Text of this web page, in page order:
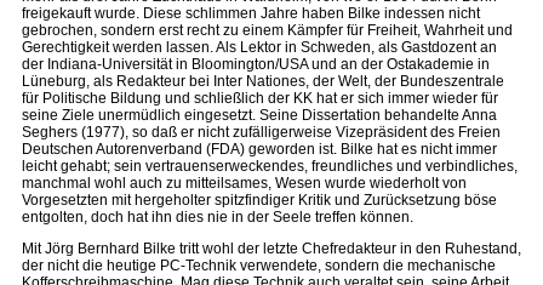
freigekauft wurde. Diese schlimmen Jahre haben Bilke indessen nicht
gebrochen, sondern erst recht zu einem Kämpfer für Freiheit, Wahrheit und
Gerechtigkeit werden lassen. Als Lektor in Schweden, als Gastdozent an
der Indiana-Universität in Bloomington/USA und an der Ostakademie in
Lüneburg, als Redakteur bei Inter Nationes, der Welt, der Bundeszentrale
für Politische Bildung und schließlich der KK hat er sich immer wieder für
seine Ziele unermüdlich eingesetzt. Seine Dissertation behandelte Anna
Seghers (1977), so daß er nicht zufälligerweise Vizepräsident des Freien
Deutschen Autorenverband (FDA) geworden ist. Bilke hat es nicht immer
leicht gehabt; sein vertrauenserweckendes, freundliches und verbindliches,
manchmal wohl auch zu mitteilsames, Wesen wurde wiederholt von
Vorgesetzten mit hergeholter spitzfindiger Kritik und Zurücksetzung böse
entgolten, doch hat ihn dies nie in der Seele treffen können.
Mit Jörg Bernhard Bilke tritt wohl der letzte Chefredakteur in den Ruhestand,
der nicht die heutige PC-Technik verwendete, sondern die mechanische